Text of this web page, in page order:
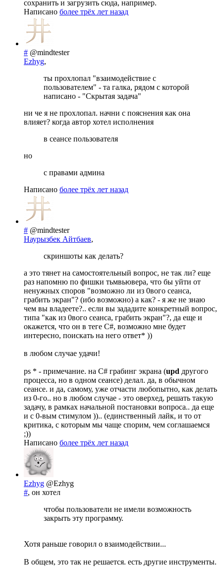
сохранить и загрузить сюда, например.
Написано более трёх лет назад
# @mindtester
Ezhyg,
ты прохлопал "взаимодействие с
пользователем" - та галка, рядом с которой
написано - "Скрытая задача"
ни че я не прохлопал. начни с пояснения как она
влияет? когда автор хотел исполнения
в сеансе пользователя
но
с правами админа
Написано более трёх лет назад
# @mindtester
Наурызбек Айтбаев,
скриншоты как делать?
а это тянет на самостоятельный вопрос, не так ли? еще
раз напомню по фишки тьмвьювера, что бы уйти от
ненужных споров "возможно ли из 0вого сеанса,
грабить экран"? (ибо возможно) а как? - я же не знаю
чем вы владеете?.. если вы зададите конкретный вопрос,
типа "как из 0вого сеанса, грабить экран"?, да еще и
окажется, что он в теге C#, возможно мне будет
интересно, поискать на него ответ* ))
в любом случае удачи!
ps * - примечание. на C# грабинг экрана (upd другого
процесса, но в одном сеансе) делал. да, в обычном
сеансе. и да, самому, уже отчасти любопытно, как делать
из 0-го.. но в любом случае - это оверхед, решать такую
задачу, в рамках начальной постановки вопроса.. да еще
и с 0-вым стимулом )).. (единственный лайк, и то от
критика, с которым мы чаще спорим, чем соглашаемся
;))
Написано более трёх лет назад
Ezhyg @Ezhyg
#, он хотел
чтобы пользователи не имели возможность
закрыть эту программу.
Хотя раньше говорил о взаимодействии...
В общем, это так не решается. есть другие инструменты.